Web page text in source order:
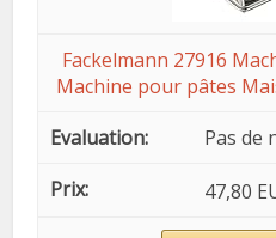
Fackelmann 27916
Machine pour pâtes
Pas de
47,80